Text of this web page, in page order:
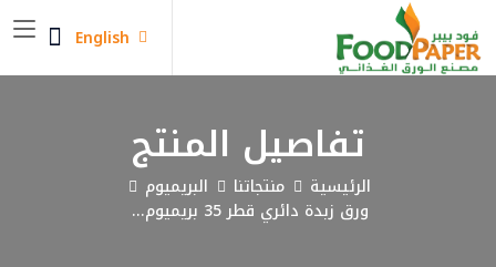
English
تفاصيل المنتج
الرئيسية منتجاتنا
البريميوم
ورق زبدة دائري قطر 35 بريميوم...